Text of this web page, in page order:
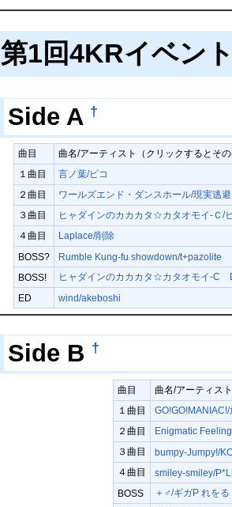
第1回4KRイベン
Side A †
曲目
曲名/アーティスト（クリックするとそ
１曲目
言ノ葉/ピコ
２曲目
ワールズエンド・ダンスホール/現実逃
３曲目
ヒャダインのカカカタ☆カタオモイ-Ｃ/
４曲目
Laplace/削除
BOSS?
Rumble Kung-fu showdown/t+pazolite
BOSS!
ヒャダインのカカカタ☆カタオモイ-C
ED wind/akeboshi
Side B †
曲目
曲名/アーティス
１曲目
２曲目
Enigmatic
３曲目
bumpy-Jumpy!/
４曲目
smiley-smiley/
BOSS
＋♂/ギガP れをる